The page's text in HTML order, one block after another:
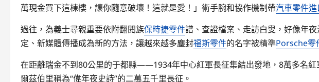
萬現金買下這棟樓，讓你隨意破壞！這就是愛！」術手腕和協作機制帶汽車零件進
過往，為義士尋親重要依附翻閱族保時捷零件譜、查證檔案、走訪白叟，好像年
定、新媒體傳播成為新的方法，讓越來越多塵封福斯零件的名字被精準Porsche零
在距離瑞金不到80公里的于都縣——1934年中心紅軍長征集結出發地，8萬多名
爾茲伯里稱為“偉年夜史詩”的二萬五千里長征。